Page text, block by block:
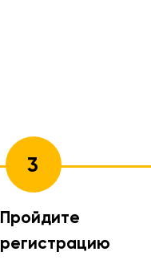
Пройдите
регистрацию
3